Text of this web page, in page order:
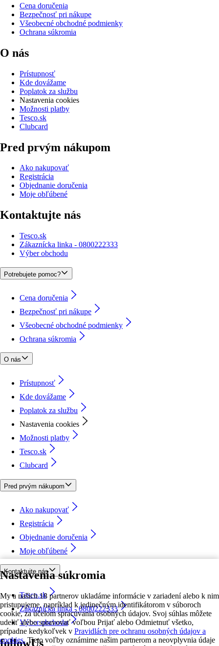
Nastavenia súkromia
My a našich 18 partnerov ukladáme informácie v zariadení alebo k nim
pristupujeme, napríklad k jedinečným identifikátorom v súboroch
cookie, za účelom spracúvania osobných údajov. Svoj súhlas môžete
udeliť alebo spravovať voľbou Prijať alebo Odmietnuť všetko,
prípadne kedykoľvek v Pravidlách pre ochranu osobných údajov a
cookies. Tieto voľby oznámime našim partnerom a neovplyvnia údaje
Cena doručenia
Bezpečnosť pri nákupe
Všeobecné obchodné podmienky
Ochrana súkromia
O nás
Prístupnosť
Kde dovážame
Poplatok za službu
Nastavenia cookies
Možnosti platby
Tesco.sk
Clubcard
Pred prvým nákupom
Ako nakupovať
Registrácia
Objednanie doručenia
Moje obľúbené
Kontaktujte nás
Tesco.sk
Zákaznícka linka - 0800222333
Výber obchodu
Potrebujete pomoc?
Cena doručenia
Bezpečnosť pri nákupe
Všeobecné obchodné podmienky
Ochrana súkromia
O nás
Prístupnosť
Kde dovážame
Poplatok za službu
Nastavenia cookies
Možnosti platby
Tesco.sk
Clubcard
Pred prvým nákupom
Ako nakupovať
Registrácia
Objednanie doručenia
Moje obľúbené
Kontaktujte nás
Tesco.sk
Zákaznícka linka - 0800222333
Výber obchodu
followUs